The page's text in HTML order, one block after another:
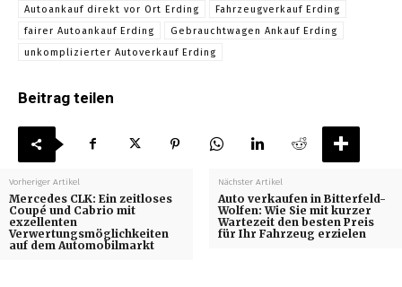
Autoankauf direkt vor Ort Erding
Fahrzeugverkauf Erding
fairer Autoankauf Erding
Gebrauchtwagen Ankauf Erding
unkomplizierter Autoverkauf Erding
Beitrag teilen
Vorheriger Artikel
Mercedes CLK: Ein zeitloses
Coupé und Cabrio mit
exzellenten
Verwertungsmöglichkeiten
auf dem Automobilmarkt
Nächster Artikel
Auto verkaufen in Bitterfeld-
Wolfen: Wie Sie mit kurzer
Wartezeit den besten Preis
für Ihr Fahrzeug erzielen